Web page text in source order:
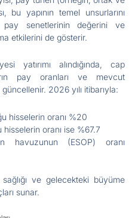
bu yapının temel unsurlarını
senetlerinin değerini ve
etkilerini de gösterir.
yatırımı alındığında, cap
pay oranları ve mevcut
2026 yılı itibarıyla:
hisselerin oranı %20
oranı ise %67.7
havuzunun (ESOP) oranı
ve gelecekteki büyüme
sunar.